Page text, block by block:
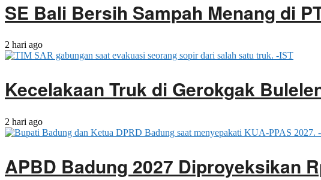
SE Bali Bersih Sampah Menang di
2 hari ago
Kecelakaan Truk di Gerokgak
2 hari ago
APBD Badung 2027 Diproyeksikan